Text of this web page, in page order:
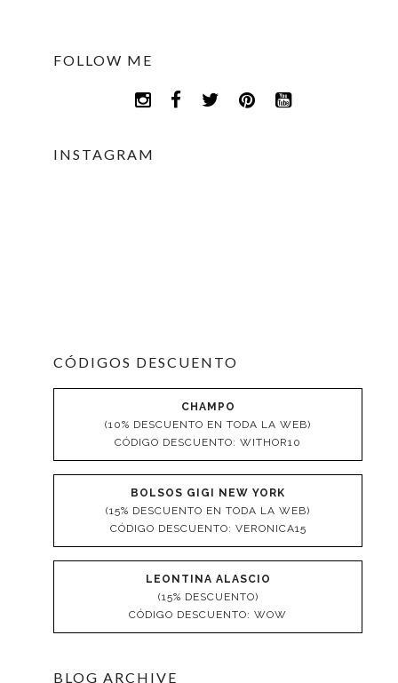
FOLLOW ME
INSTAGRAM
CÓDIGOS DESCUENTO
CHAMPO
(10% DESCUENTO EN TODA LA WEB)
CÓDIGO DESCUENTO: WITHOR10
BOLSOS GIGI NEW YORK
(15% DESCUENTO EN TODA LA WEB)
CÓDIGO DESCUENTO: VERONICA15
LEONTINA ALASCIO
(15% DESCUENTO)
CÓDIGO DESCUENTO: WOW
BLOG ARCHIVE